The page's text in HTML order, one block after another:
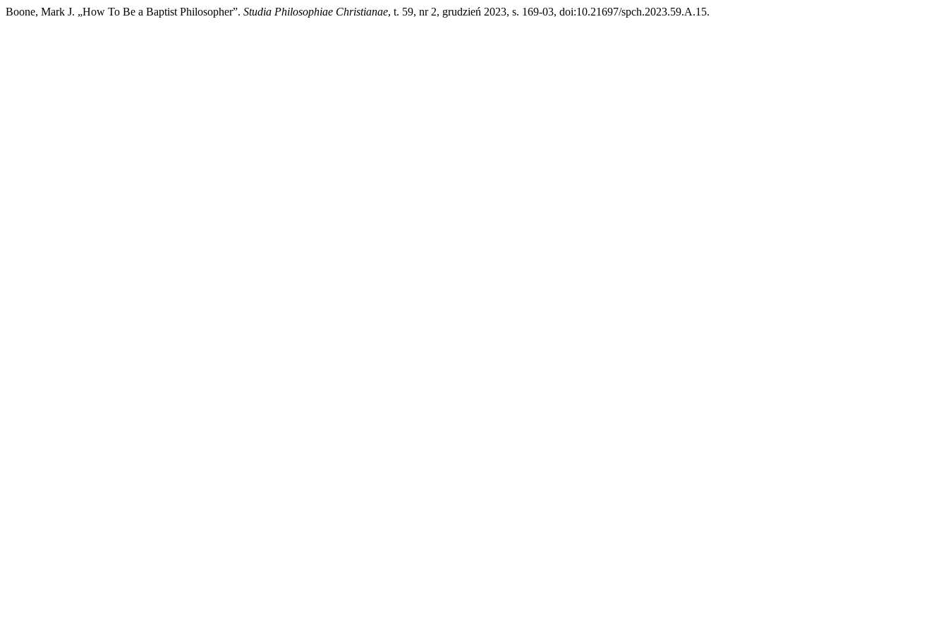
Boone, Mark J. „How To Be a Baptist Philosopher”. Studia Philosophiae Christianae, t. 59, nr 2, grudzień 2023, s. 169-03, doi:10.21697/spch.2023.59.A.15.